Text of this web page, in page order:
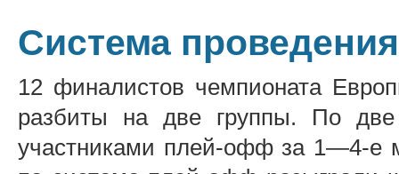
Система
12 финалистов чемпионата
разбиты на две группы. По
участниками плей-офф за 1—4-е